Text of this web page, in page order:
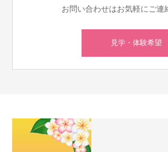
お問い合わせはお気軽にご連
見学・体験希望